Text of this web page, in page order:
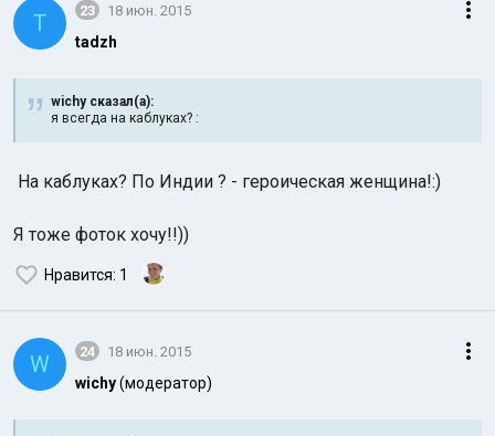
T 23 18 июн. 2015
tadzh
wichy сказал(а):
я всегда на каблуках? :
На каблуках? По Индии ? - героическая женщина!:)
Я тоже фоток хочу!!))
Нравится: 1
W 24 18 июн. 2015
wichy(модератор)